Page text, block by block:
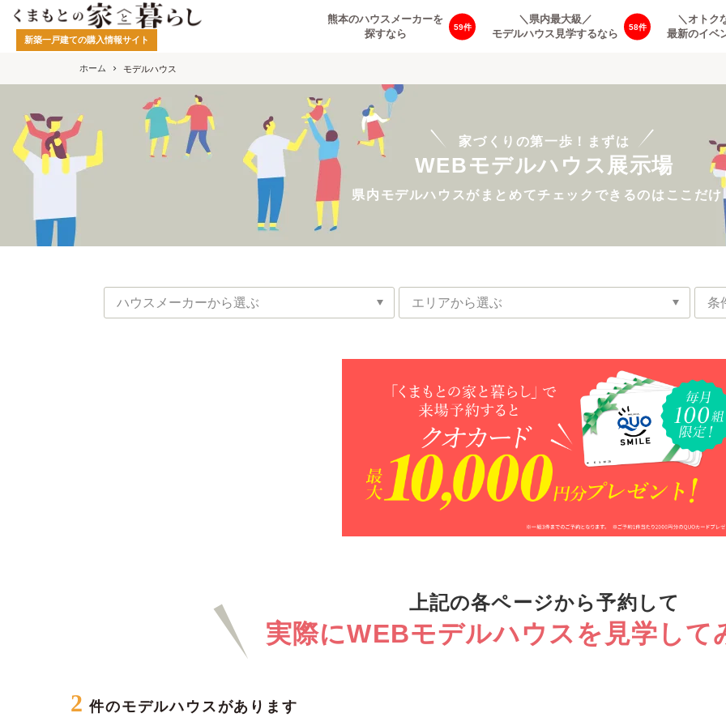
新築一戸建ての購入情報サイト
59
熊本のハウスメーカーを
探すなら
58
＼県内最大級／
モデルハウス見学するなら
＼オトク
最新のイベ
ホーム モデルハウス
家づくりの第一歩！まずは
WEBモデルハウス展示場
県内モデルハウスがまとめてチェックできるのはここだけ
ハウスメーカーから選ぶ エリアから選ぶ 条
上記の各ページから予約して
実際にWEBモデルハウスを 見学して
2 件のモデルハウスがあります